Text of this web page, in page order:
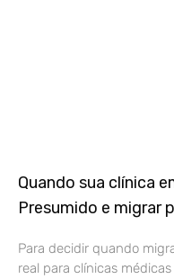
Quando sua clínica
Presumido e migrar
Para decidir quando
real para clínicas